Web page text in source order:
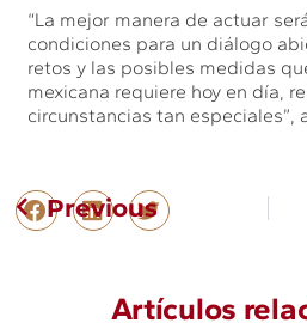
“La mejor manera de actuar
condiciones para un diálogo
retos y las posibles medidas
mexicana requiere hoy en día,
circunstancias tan especiales”,
Previous
Artículos